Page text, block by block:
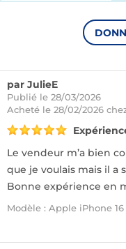
par JulieE
Publié le 28/03/2026
Acheté le 28/02/2026
Le vendeur m’a bien
que je voulais mais il a
Bonne expérience en
Modèle : Apple iPhone